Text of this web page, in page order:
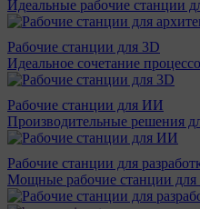
Идеальные рабочие станции
Рабочие станции для 3D
Идеальное сочетание
Рабочие станции для ИИ
Производительные решения
Рабочие станции для
Мощные рабочие станции